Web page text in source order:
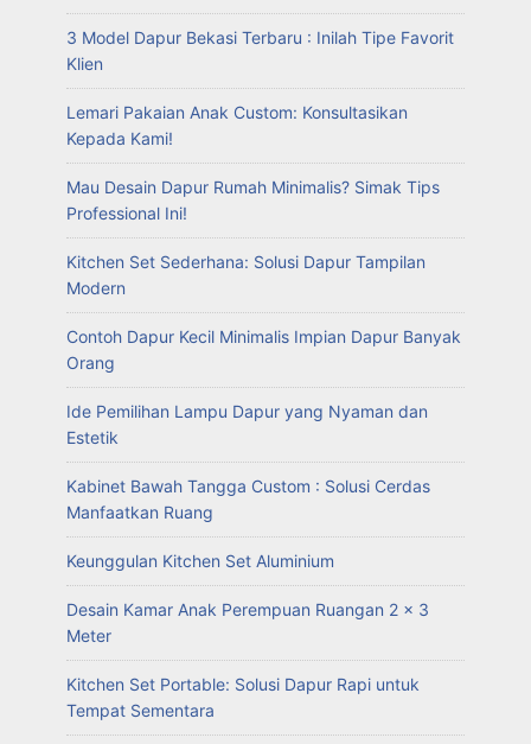
3 Model Dapur Bekasi Terbaru : Inilah Tipe Favorit
Klien
Lemari Pakaian Anak Custom: Konsultasikan
Kepada Kami!
Mau Desain Dapur Rumah Minimalis? Simak Tips
Professional Ini!
Kitchen Set Sederhana: Solusi Dapur Tampilan
Modern
Contoh Dapur Kecil Minimalis Impian Dapur Banyak
Orang
Ide Pemilihan Lampu Dapur yang Nyaman dan
Estetik
Kabinet Bawah Tangga Custom : Solusi Cerdas
Manfaatkan Ruang
Keunggulan Kitchen Set Aluminium
Desain Kamar Anak Perempuan Ruangan 2 x 3
Meter
Kitchen Set Portable: Solusi Dapur Rapi untuk
Tempat Sementara